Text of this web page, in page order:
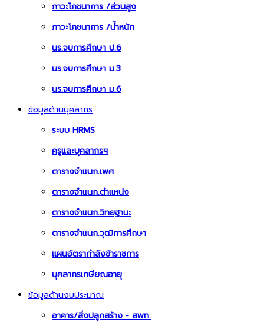
ภาวะโภชนาการ /ส่วนสูง
ภาวะโภชนาการ /น้ำหนัก
นร.จบการศึกษา ป.6
นร.จบการศึกษา ม.3
นร.จบการศึกษา ม.6
ข้อมูลด้านบุคลากร
ระบบ HRMS
ครูและบุคลากรฯ
ตารางจำแนก.เพศ
ตารางจำแนก.ตำแหน่ง
ตารางจำแนก.วิทยฐานะ
ตารางจำแนก.วุฒิการศึกษา
แผนอัตรากำลังข้าราชการ
บุคลากรเกษียณอายุ
ข้อมูลด้านงบประมาณ
อาคาร/สิ่งปลูกสร้าง - สพท.